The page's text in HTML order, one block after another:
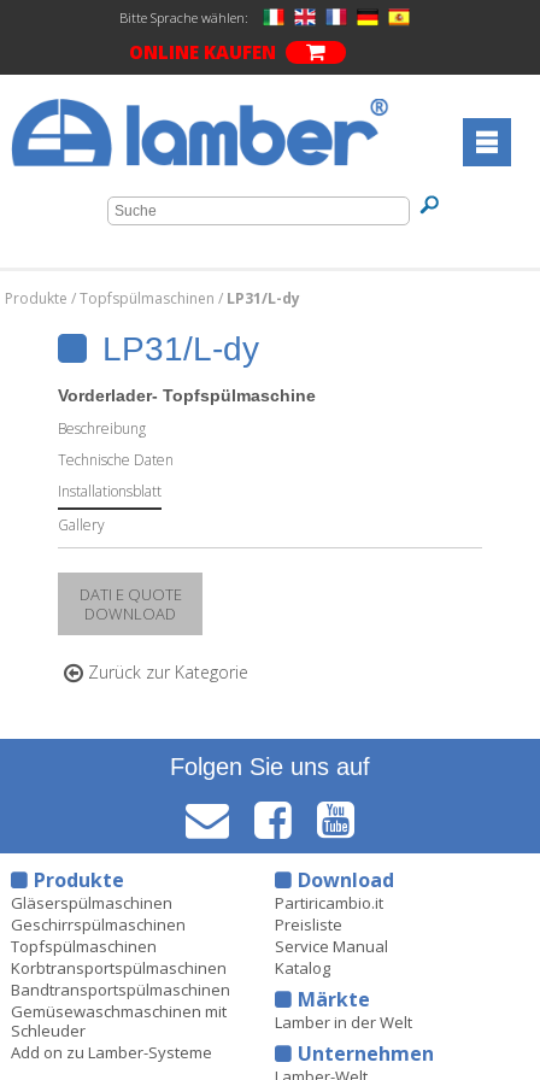
Bitte Sprache wählen:
ONLINE KAUFEN
Produkte/Topfspülmaschinen/ LP31/L-dy
LP31/L-dy
Vorderlader- Topfspülmaschine
Beschreibung
Technische Daten
Installationsblatt
Gallery
DATI E QUOTE
DOWNLOAD
Zurück zur Kategorie
Folgen Sie uns auf
Produkte
Gläserspülmaschinen
Geschirrspülmaschinen
Topfspülmaschinen
Korbtransportspülmaschinen
Bandtransportspülmaschinen
Gemüsewaschmaschinen mit
Schleuder
Add on zu Lamber-Systeme
Download
Partiricambio.it
Preisliste
Service Manual
Katalog
Märkte
Lamber in der Welt
Unternehmen